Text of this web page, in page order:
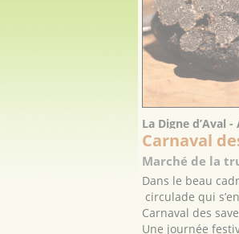
La Digne d’Aval -
Carnaval
Marché de la
Dans le beau
circulade qui
Carnaval des
Une journée